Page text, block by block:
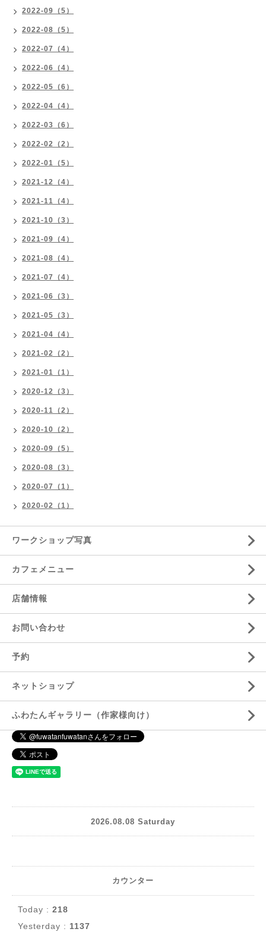
2022-09（5）
2022-08（5）
2022-07（4）
2022-06（4）
2022-05（6）
2022-04（4）
2022-03（6）
2022-02（2）
2022-01（5）
2021-12（4）
2021-11（4）
2021-10（3）
2021-09（4）
2021-08（4）
2021-07（4）
2021-06（3）
2021-05（3）
2021-04（4）
2021-02（2）
2021-01（1）
2020-12（3）
2020-11（2）
2020-10（2）
2020-09（5）
2020-08（3）
2020-07（1）
2020-02（1）
ワークショップ写真
カフェメニュー
店舗情報
お問い合わせ
予約
ネットショップ
ふわたんギャラリー（作家様向け）
2026.08.08 Saturday
カウンター
Today : 218
Yesterday : 1137